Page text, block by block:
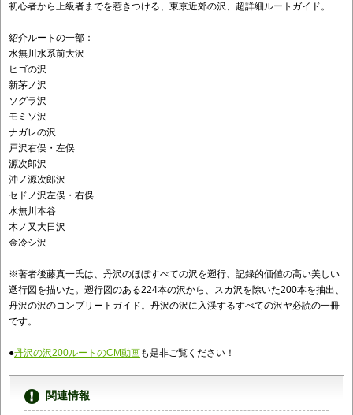
初心者から上級者までを惹きつける、東京近郊の沢、超詳細ルートガイド。
紹介ルートの一部：
水無川水系前大沢
ヒゴの沢
新茅ノ沢
ソグラ沢
モミソ沢
ナガレの沢
戸沢右俣・左俣
源次郎沢
沖ノ源次郎沢
セドノ沢左俣・右俣
水無川本谷
木ノ又大日沢
金冷シ沢
※著者後藤真一氏は、丹沢のほぼすべての沢を遡行、記録的価値の高い美しい
遡行図を描いた。遡行図のある224本の沢から、スカ沢を除いた200本を抽出、
丹沢の沢のコンプリートガイド。丹沢の沢に入渓するすべての沢ヤ必読の一冊
です。
●丹沢の沢200ルートのCM動画も是非ご覧ください！
関連情報